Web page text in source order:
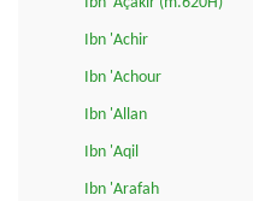
Ibn 'Achir
Ibn 'Achour
Ibn 'Allan
Ibn 'Aqil
Ibn 'Arafah